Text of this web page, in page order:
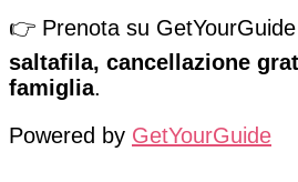
👉 Prenota su
saltafila, cancellazione
famiglia.
Powered by GetYourGuide